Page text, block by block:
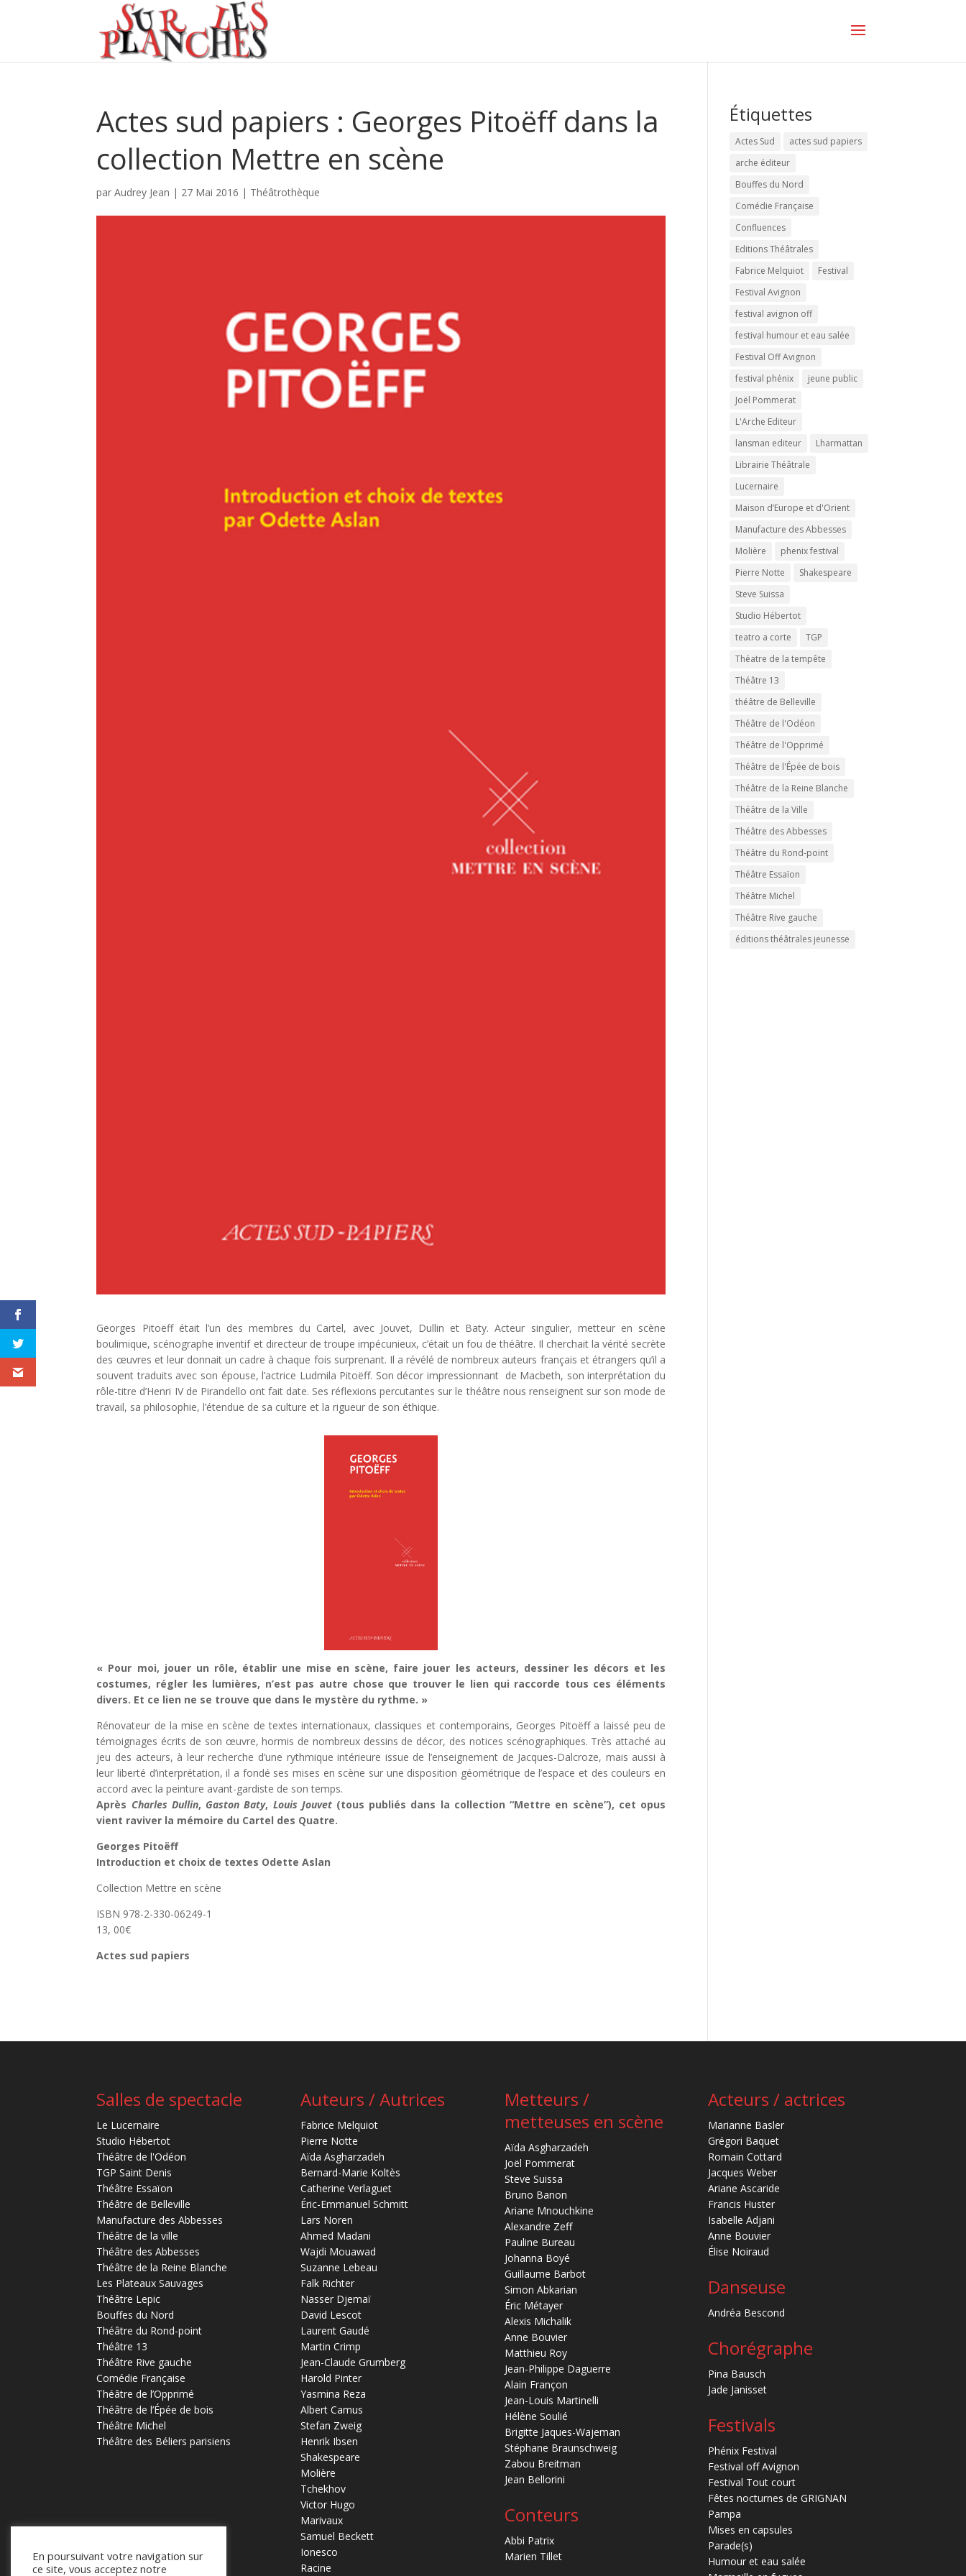
Actes sud papiers : Georges Pitoëff dans la
collection Mettre en scène
parAudrey Jean | 27 Mai 2016 | Théâtrothèque
Georges Pitoëff était l’un des membres du Cartel, avec Jouvet, Dullin et Baty. Acteur singulier, metteur en scène
boulimique, scénographe inventif et directeur de troupe impécunieux, c’était un fou de théâtre. Il cherchait la vérité secrète
des œuvres et leur donnait un cadre à chaque fois surprenant. Il a révélé de nombreux auteurs français et étrangers qu’il a
souvent traduits avec son épouse, l’actrice Ludmila Pitoëff. Son décor impressionnant de Macbeth, son interprétation du
rôle-titre d’Henri IV de Pirandello ont fait date. Ses réflexions percutantes sur le théâtre nous renseignent sur son mode de
travail, sa philosophie, l’étendue de sa culture et la rigueur de son éthique.
« Pour moi, jouer un rôle, établir une mise en scène, faire jouer les acteurs, dessiner les décors et les
costumes, régler les lumières, n’est pas autre chose que trouver le lien qui raccorde tous ces éléments
divers. Et ce lien ne se trouve que dans le mystère du rythme. »
Rénovateur de la mise en scène de textes internationaux, classiques et contemporains, Georges Pitoëff a laissé peu de
témoignages écrits de son œuvre, hormis de nombreux dessins de décor, des notices scénographiques. Très attaché au
jeu des acteurs, à leur recherche d’une rythmique intérieure issue de l’enseignement de Jacques-Dalcroze, mais aussi à
leur liberté d’interprétation, il a fondé ses mises en scène sur une disposition géométrique de l’espace et des couleurs en
accord avec la peinture avant-gardiste de son temps.
Après Charles Dullin, Gaston Baty, Louis Jouvet(tous publiés dans la collection “Mettre en scène”), cet opus
vient raviver la mémoire du Cartel des Quatre.
Georges Pitoëff
Introduction et choix de textes Odette Aslan
Collection Mettre en scène
ISBN 978-2-330-06249-1
13, 00€
Actes sud papiers
Étiquettes
Actes Sud
actes sud papiers
arche éditeur
Bouffes du Nord
Comédie Française
Confluences
Editions Théâtrales
Fabrice Melquiot
Festival
Festival Avignon
festival avignon off
festival humour et eau salée
Festival Off Avignon
festival phénix
jeune public
Joël Pommerat
L'Arche Editeur
lansman editeur
Lharmattan
Librairie Théâtrale
Lucernaire
Maison d’Europe et d'Orient
Manufacture des Abbesses
Molière
phenix festival
Pierre Notte
Shakespeare
Steve Suissa
Studio Hébertot
teatro a corte
TGP
Théatre de la tempête
Théâtre 13
théâtre de Belleville
Théâtre de l'Odéon
Théâtre de l'Opprimé
Théâtre de l'Épée de bois
Théâtre de la Reine Blanche
Théâtre de la Ville
Théâtre des Abbesses
Théâtre du Rond-point
Théâtre Essaïon
Théâtre Michel
Théâtre Rive gauche
éditions théâtrales jeunesse
Salles de spectacle
Le Lucernaire
Studio Hébertot
Théâtre de l'Odéon
TGP Saint Denis
Théâtre Essaïon
Théâtre de Belleville
Manufacture des Abbesses
Théâtre de la ville
Théâtre des Abbesses
Théâtre de la Reine Blanche
Les Plateaux Sauvages
Théâtre Lepic
Bouffes du Nord
Théâtre du Rond-point
Théâtre 13
Théâtre Rive gauche
Comédie Française
Théâtre de l’Opprimé
Théâtre de l’Épée de bois
Théâtre Michel
Théâtre des Béliers parisiens
Auteurs / Autrices
Fabrice Melquiot
Pierre Notte
Aïda Asgharzadeh
Bernard-Marie Koltès
Catherine Verlaguet
Éric-Emmanuel Schmitt
Lars Noren
Ahmed Madani
Wajdi Mouawad
Suzanne Lebeau
Falk Richter
Nasser Djemaï
David Lescot
Laurent Gaudé
Martin Crimp
Jean-Claude Grumberg
Harold Pinter
Yasmina Reza
Albert Camus
Stefan Zweig
Henrik Ibsen
Shakespeare
Molière
Tchekhov
Victor Hugo
Marivaux
Samuel Beckett
Ionesco
Racine
Metteurs /
metteuses en scène
Aïda Asgharzadeh
Joël Pommerat
Steve Suissa
Bruno Banon
Ariane Mnouchkine
Alexandre Zeff
Pauline Bureau
Johanna Boyé
Guillaume Barbot
Simon Abkarian
Éric Métayer
Alexis Michalik
Anne Bouvier
Matthieu Roy
Jean-Philippe Daguerre
Alain Françon
Jean-Louis Martinelli
Hélène Soulié
Brigitte Jaques-Wajeman
Stéphane Braunschweig
Zabou Breitman
Jean Bellorini
Conteurs
Abbi Patrix
Marien Tillet
Acteurs / actrices
Marianne Basler
Grégori Baquet
Romain Cottard
Jacques Weber
Ariane Ascaride
Francis Huster
Isabelle Adjani
Anne Bouvier
Élise Noiraud
Danseuse
Andréa Bescond
Chorégraphe
Pina Bausch
Jade Janisset
Festivals
Phénix Festival
Festival off Avignon
Festival Tout court
Fêtes nocturnes de GRIGNAN
Pampa
Mises en capsules
Parade(s)
Humour et eau salée
En poursuivant votre navigation sur
ce site, vous acceptez notre